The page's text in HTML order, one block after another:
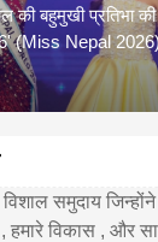
बहुमुखी प्रतिभा की
(Miss Nepal 2026)
समुदाय
, हमारे विकास , और